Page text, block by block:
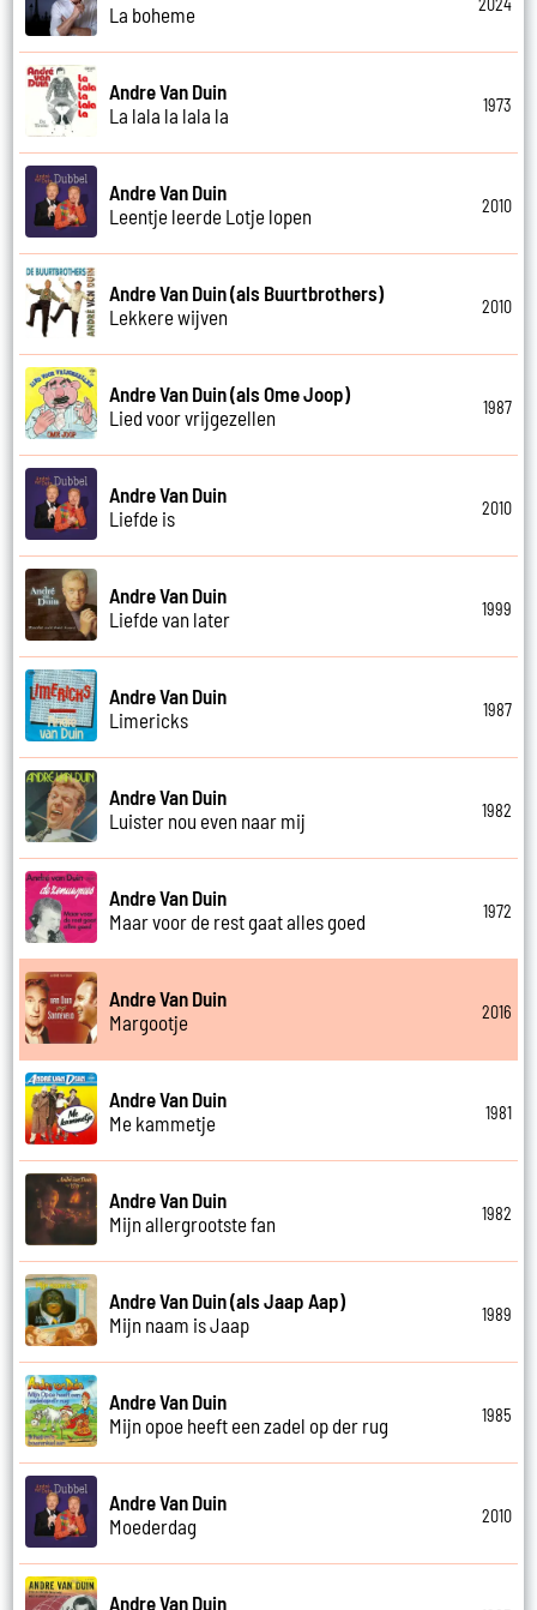
La boheme
Andre Van Duin
La lala la lala la
1973
Andre Van Duin
Leentje leerde Lotje lopen
2010
Andre Van Duin (als Buurtbrothers)
Lekkere wijven
2010
Andre Van Duin (als Ome Joop)
Lied voor vrijgezellen
1987
Andre Van Duin
Liefde is
2010
Andre Van Duin
Liefde van later
1999
Andre Van Duin
Limericks
1987
Andre Van Duin
Luister nou even naar mij
1982
Andre Van Duin
Maar voor de rest gaat alles goed
1972
Andre Van Duin
Margootje
2016
Andre Van Duin
Me kammetje
1981
Andre Van Duin
Mijn allergrootste fan
1982
Andre Van Duin (als Jaap Aap)
Mijn naam is Jaap
1989
Andre Van Duin
Mijn opoe heeft een zadel op der rug
1985
Andre Van Duin
Moederdag
2010
Andre Van Duin